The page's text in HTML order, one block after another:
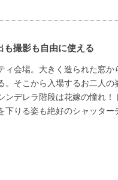
も撮影も自由に使える
ィ会場。大きく造られた窓か
。そこから入場するお二人の
ンデレラ階段は花嫁の憧れ！
下りる姿も絶好のシャッター